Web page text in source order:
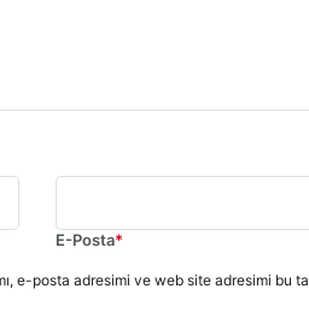
E-Posta*
e-posta adresimi ve web site adresimi bu